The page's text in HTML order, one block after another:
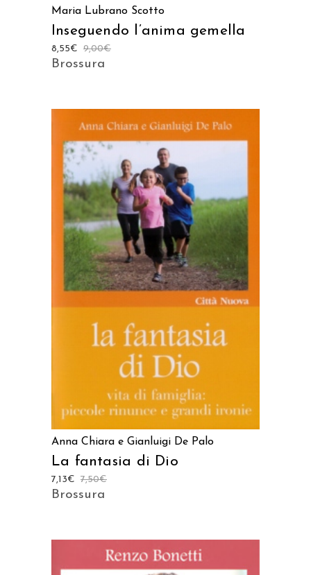
Maria Lubrano Scotto
Inseguendo l’anima gemella
9,00€
8,55€
Brossura
AGGIUNGI AL CARRELLO
Anna Chiara e Gianluigi De Palo
La fantasia di Dio
7,50€
7,13€
Brossura